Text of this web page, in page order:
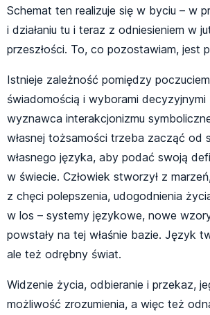
Schemat ten realizuje się w byciu – w
i działaniu tu i teraz z odniesieniem w
przeszłości. To, co pozostawiam, jest
Istnieje zależność pomiędzy
świadomością i wyborami decyzyjnymi
wyznawca interakcjonizmu
własnej tożsamości trzeba zacząć od
własnego języka, aby podać swoją
w świecie. Człowiek stworzył z
z chęci polepszenia, udogodnienia
w los – systemy językowe, nowe
powstały na tej właśnie bazie. Język
ale też odrębny świat.
Widzenie życia, odbieranie i przekaz,
możliwość zrozumienia, a więc też